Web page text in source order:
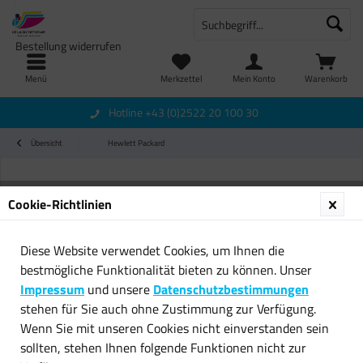
Menü Warenkorb
Merkzettel
Bestellung widerrufen
Mein Konto
Hotline +43 (0)2522 20 100 30
Übersicht Hewlett Packard
Cookie-Richtlinien
Diese Website verwendet Cookies, um Ihnen die
bestmögliche Funktionalität bieten zu können. Unser
Impressum und unsere Datenschutzbestimmungen
stehen für Sie auch ohne Zustimmung zur Verfügung.
Wenn Sie mit unseren Cookies nicht einverstanden sein
sollten, stehen Ihnen folgende Funktionen nicht zur